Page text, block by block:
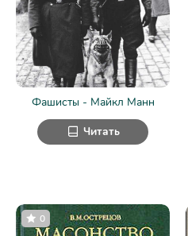
Фашисты - Майкл Манн
Читать
0